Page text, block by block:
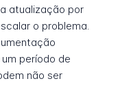
atualização por
o problema.
período de
não ser